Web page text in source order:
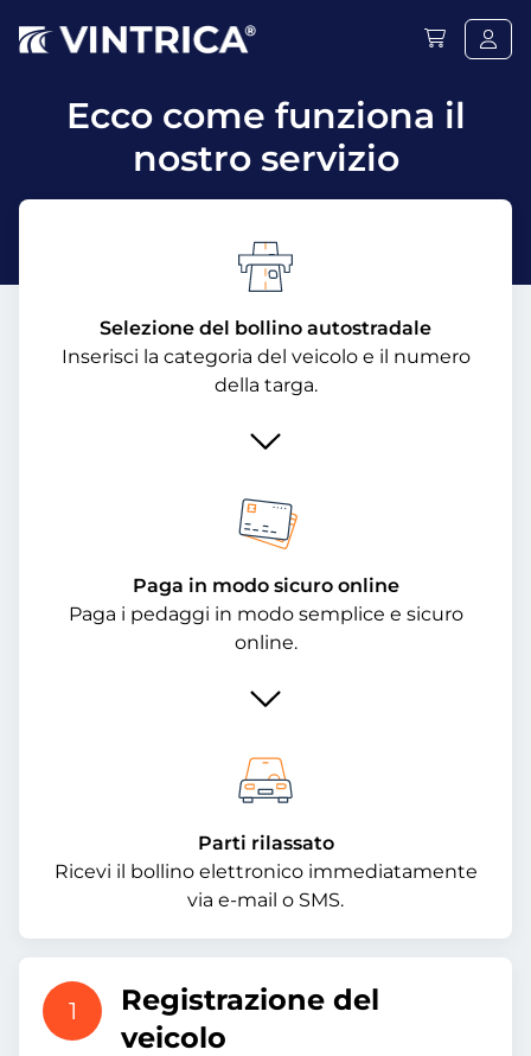
Ecco come funziona il
nostro servizio
Selezione del bollino autostradale
Inserisci la categoria del veicolo e il numero
della targa.
Paga in modo sicuro online
Paga i pedaggi in modo semplice e sicuro
online.
Parti rilassato
Ricevi il bollino elettronico immediatamente
via e-mail o SMS.
1
Registrazione del
veicolo